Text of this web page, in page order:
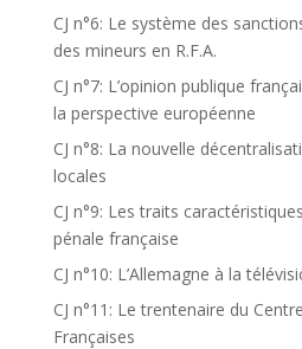
CJ n°6: Le système des
des mineurs en R.F.A.
CJ n°7: L’opinion publique
la perspective européenne
CJ n°8: La nouvelle
locales
CJ n°9: Les traits
pénale française
CJ n°10: L’Allemagne à la
CJ n°11: Le trentenaire du
Françaises